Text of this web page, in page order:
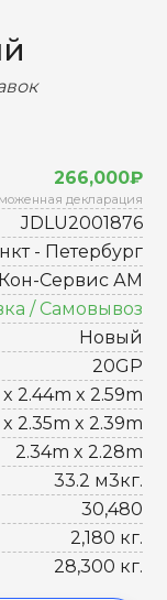
266,000₽
декларация
JDLU2001876
- Петербург
Кон-Сервис АМ
/ Самовывоз
Новый
20GP
2.44m x 2.59m
2.35m x 2.39m
2.34m x 2.28m
33.2 м3кг.
30,480
2,180 кг.
28,300 кг.